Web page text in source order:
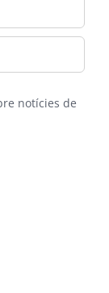
notícies de